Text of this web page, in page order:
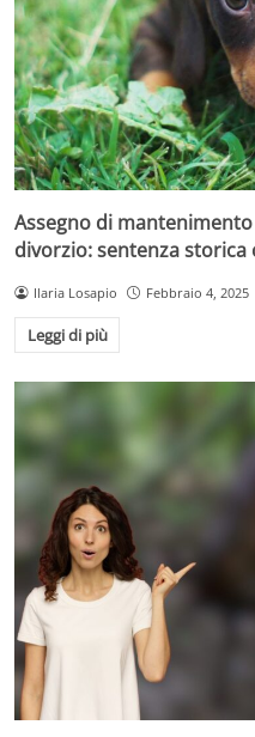
Assegno di
divorzio: sentenza
Ilaria Losapio Febbraio 4, 2025
Leggi di più